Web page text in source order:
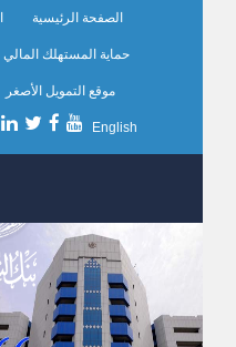
الصفحة الرئيسية
حماية المستهلك المالي
موقع التمويل الأصغر
English